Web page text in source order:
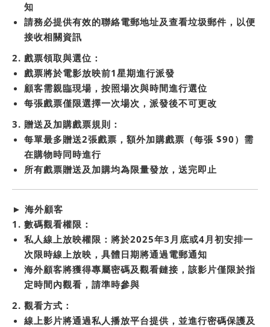
知
請務必提供有效的聯絡電郵地址及查看垃圾郵件，以便
接收相關資訊
2. 戲票領取與選位：
戲票將於電影放映前1星期進行派發
顧客需親臨現場，按照場次與時間進行選位
每張戲票僅限選擇一次場次，派發後不可更改
3. 贈送及加購戲票規則：
每單最多贈送2張戲票，額外加購戲票（每張 $90）需
在購物時同時進行
所有戲票贈送及加購均為限量發放，送完即止
► 海外顧客
1. 數碼觀看權限：
私人線上放映權限：將於2025年3月底或4月初安排一
次限時線上放映，具體日期將通過電郵通知
海外顧客將獲得專屬密碼及觀看鏈接，該影片僅限於指
定時間內觀看，請準時參與
2. 觀看方式：
線上影片將通過私人播放平台提供，並進行密碼保護及